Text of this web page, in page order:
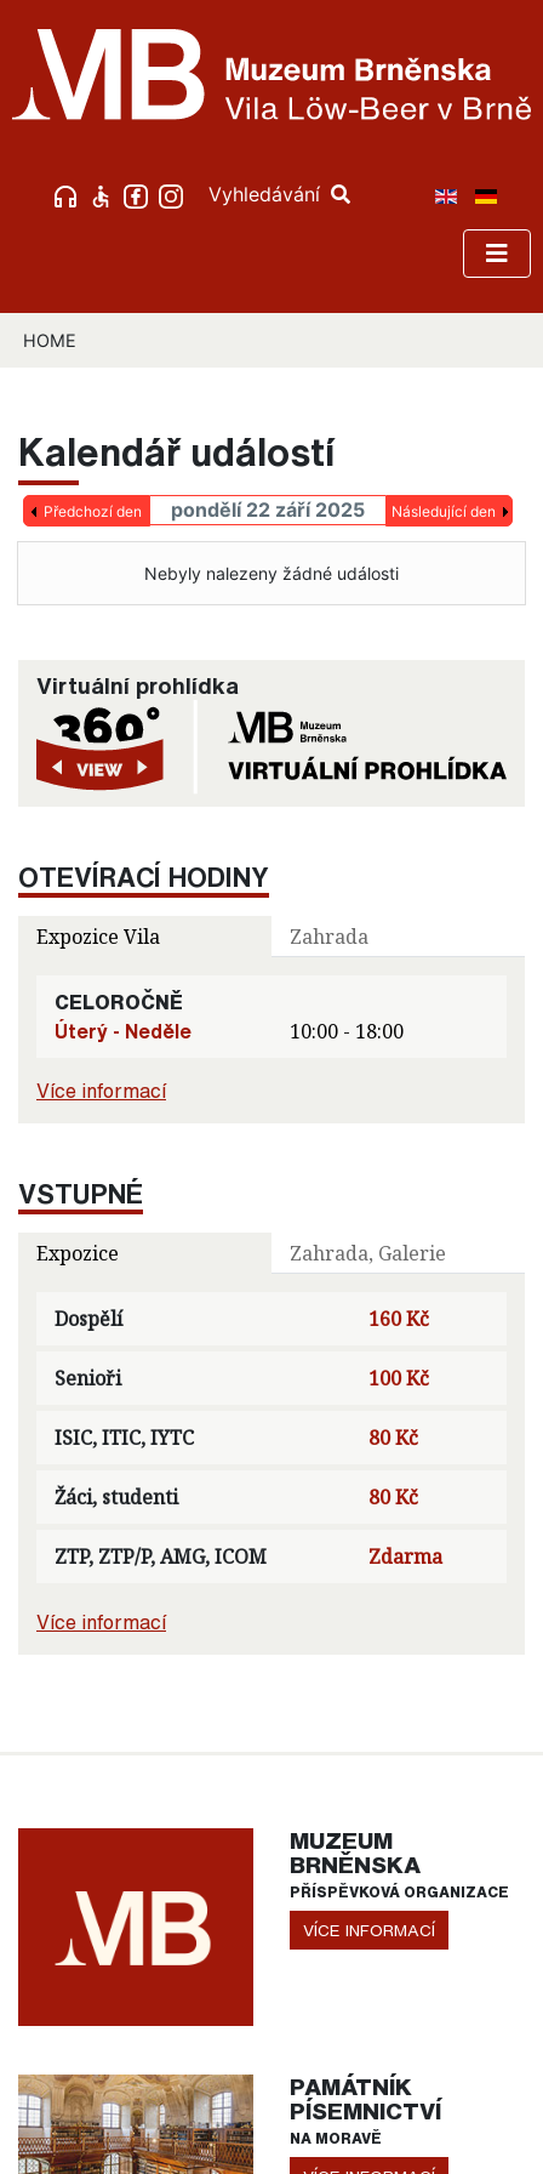
Vyhledávání
HOME
Kalendář událostí
Předchozí den pondělí 22 září 2025 Následující den
Nebyly nalezeny žádné události
Virtuální prohlídka
OTEVÍRACÍ HODINY
Expozice Vila Zahrada
CELOROČNĚ
Úterý - Neděle
10:00 - 18:00
Více informací
VSTUPNÉ
Expozice Zahrada, Galerie
Dospělí 160 Kč
Senioři 100 Kč
ISIC, ITIC, IYTC 80 Kč
Žáci, studenti 80 Kč
ZTP, ZTP/P, AMG, ICOM Zdarma
Více informací
MUZEUM
BRNĚNSKA
PŘÍSPĚVKOVÁ ORGANIZACE
VÍCE INFORMACÍ
PAMÁTNÍK
PÍSEMNICTVÍ
NA MORAVĚ